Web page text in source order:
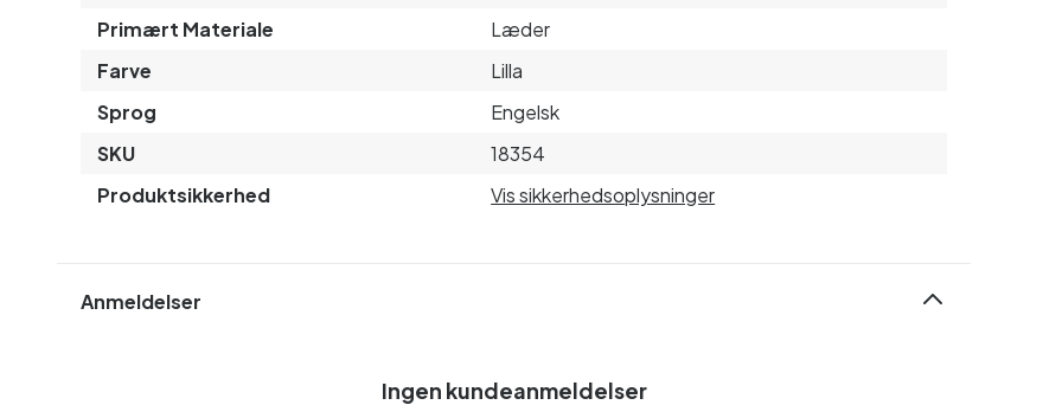
Primært Materiale
Læder
Farve
Lilla
Sprog
Engelsk
SKU
18354
Produktsikkerhed
Vis sikkerhedsoplysninger
Anmeldelser
Ingen kundeanmeldelser